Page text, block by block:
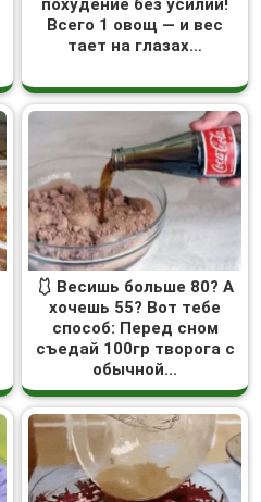
похудение без усилий!
Всего 1 овощ — и вес
тает на глазах…
🩱 Весишь больше 80? А
хочешь 55? Вот тебе
способ: Перед сном
съедай 100гр творога с
обычной...